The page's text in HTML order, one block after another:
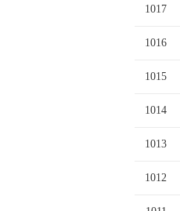
1017
1016
1015
1014
1013
1012